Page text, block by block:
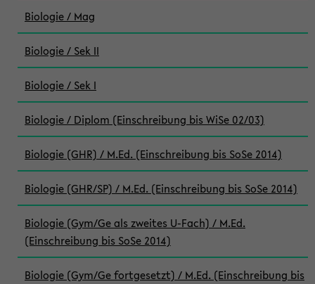
Biologie / Mag
Biologie / Sek II
Biologie / Sek I
Biologie / Diplom (Einschreibung bis WiSe 02/03)
Biologie (GHR) / M.Ed. (Einschreibung bis SoSe 2014)
Biologie (GHR/SP) / M.Ed. (Einschreibung bis SoSe 2014)
Biologie (Gym/Ge als zweites U-Fach) / M.Ed.
(Einschreibung bis SoSe 2014)
Biologie (Gym/Ge fortgesetzt) / M.Ed. (Einschreibung bis